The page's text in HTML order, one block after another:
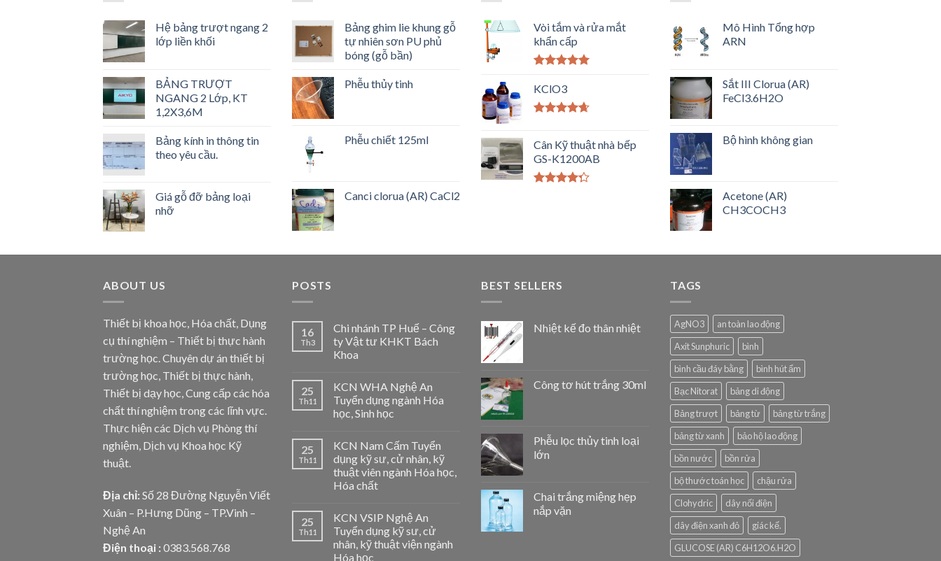
Hệ bảng trượt ngang 2
lớp liền khối
BẢNG TRƯỢT
NGANG 2 Lớp, KT
1,2X3,6M
Bảng kính in thông tin
theo yêu cầu.
Giá gỗ đỡ bảng loại
nhỡ
Bảng ghim lie khung gỗ
tự nhiên sơn PU phủ
bóng (gỗ bần)
Phễu thủy tinh
Phễu chiết 125ml
Canci clorua (AR) CaCl2
Vòi tắm và rửa mắt
khẩn cấp
hạng5.00
KClO3
5 sao
Cân Kỹ thuật nhà bếp
GS-K1200AB
Mô Hình Tổng hợp
ARN
Sắt III Clorua (AR)
FeCl3.6H2O
Bộ hình không gian
Acetone (AR)
CH3COCH3
ABOUT US
Thiết bị khoa học, Hóa chất, Dụng
cụ thí nghiệm – Thiết bị thực hành
trường học. Chuyên dự án thiết bị
trường học, Thiết bị thực hành,
Thiết bị dạy học, Cung cấp các hóa
chất thí nghiệm trong các lĩnh vực.
Thực hiện các Dịch vụ Phòng thí
nghiệm, Dịch vụ Khoa học Kỹ
thuật.
Địa chỉ: Số 28 Đường Nguyễn Viết
Xuân – P.Hưng Dũng – TP.Vinh –
Nghệ An
Điện thoại : 0383.568.768
POSTS
16
Th3
Chi nhánh TP Huế – Công
ty Vật tư KHKT Bách
Khoa
25
Th11
KCN WHA Nghệ An
Tuyển dụng ngành Hóa
học, Sinh học
25
Th11
KCN Nam Cấm Tuyển
dụng kỹ sư, cử nhân, kỹ
thuật viên ngành Hóa học,
Hóa chất
25
Th11
KCN VSIP Nghệ An
Tuyển dụng kỹ sư, cử
nhân, kỹ thuật viện ngành
Hóa học
BEST SELLERS
Nhiệt kế đo thân nhiệt
Công tơ hút trắng 30ml
Phễu lọc thủy tinh loại
lớn
Chai trắng miệng hẹp
nắp vặn
TAGS
AgNO3
an toàn lao động
Axit Sunphuric
bình
bình cầu đáy bằng
bình hút ẩm
Bạc Nitorat
bảng di động
Bảng trượt
bảng từ
bảng từ trắng
bảng từ xanh
bảo hộ lao động
bồn nước
bồn rửa
bộ thước toán học
chậu rửa
Clohydric
dây nối điện
dây điện xanh đỏ
giác kế.
GLUCOSE (AR) C6H12O6.H2O